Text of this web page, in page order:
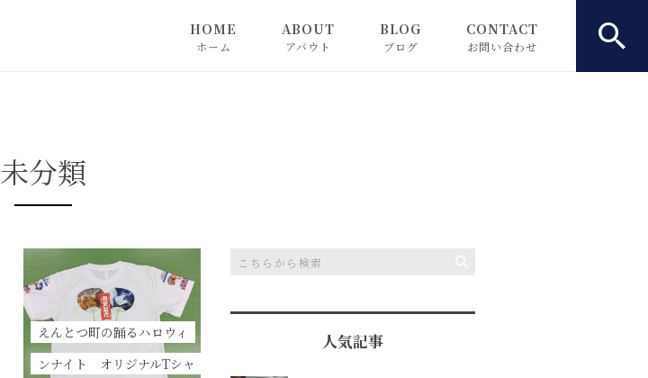
HOME
ホーム
ABOUT
アバウト
BLOG
ブログ
CONTACT
お問い合わせ
未分類
えんとつ町の踊るハロウィ
ンナイト オリジナルTシャ
人気記事